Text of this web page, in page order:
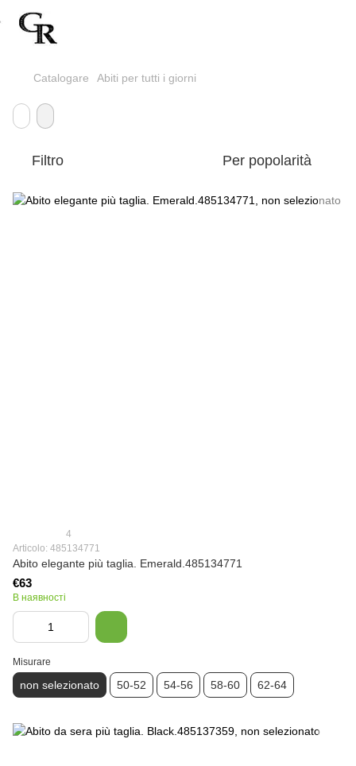
Catalogare Abiti per tutti i giorni
Filtro Per popolarità
4
Articolo: 485134771
Abito elegante più taglia. Emerald.485134771
€63
В наявності
Misurare
non selezionato 50-52 54-56 58-60 62-64